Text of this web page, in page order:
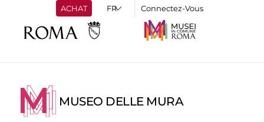
ACHAT Connectez-Vous
MUSEO DELLE MURA